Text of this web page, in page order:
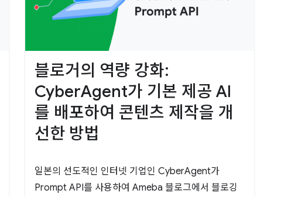
블로거의 역량 강화:
CyberAgent가 기본 제공 AI
를 배포하여 콘텐츠 제작을 개
선한 방법
일본의 선도적인 인터넷 기업인 CyberAgent가
Prompt API를 사용하여 Ameba 블로그에서 블로깅